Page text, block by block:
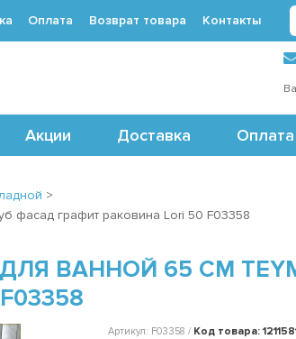
Акции Доставка Оплата
Оплата Возврат товара Контакты
>
фасад графит раковина Lori 50 F03358
ВАННОЙ 65 СМ
Артикул: F03358 / Код товара: